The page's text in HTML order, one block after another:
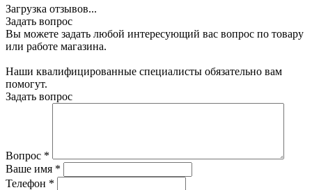
Загрузка отзывов...
Задать вопрос
Вы можете задать любой интересующий вас вопрос по товару
или работе магазина.
Наши квалифицированные специалисты обязательно вам
помогут.
Задать вопрос
Вопрос *
Ваше имя *
Телефон *